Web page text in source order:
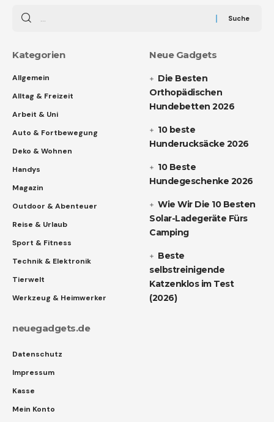
Kategorien
Allgemein
Alltag & Freizeit
Arbeit & Uni
Auto & Fortbewegung
Deko & Wohnen
Handys
Magazin
Outdoor & Abenteuer
Reise & Urlaub
Sport & Fitness
Technik & Elektronik
Tierwelt
Werkzeug & Heimwerker
Neue Gadgets
Die Besten
Orthopädischen
Hundebetten 2026
10 beste
Hunderucksäcke 2026
10 Beste
Hundegeschenke 2026
Wie Wir Die 10 Besten
Solar-Ladegeräte Fürs
Camping
Beste
selbstreinigende
Katzenklos im Test
(2026)
neuegadgets.de
Datenschutz
Impressum
Kasse
Mein Konto